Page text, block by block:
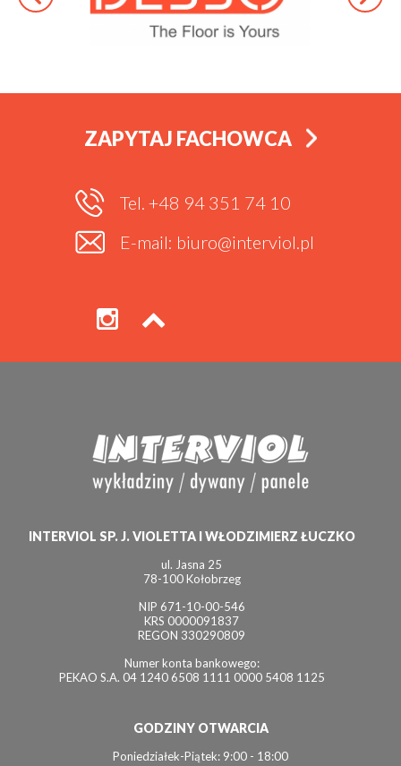
ZAPYTAJ FACHOWCA
Tel. +48 94 351 74 10
E-mail: biuro@interviol.pl
INTERVIOL SP. J. VIOLETTA I WŁODZIMIERZ ŁUCZKO
ul. Jasna 25
78-100 Kołobrzeg
NIP 671-10-00-546
KRS 0000091837
REGON 330290809
Numer konta bankowego:
PEKAO S.A. 04 1240 6508 1111 0000 5408 1125
GODZINY OTWARCIA
Poniedziałek-Piątek: 9:00 - 18:00